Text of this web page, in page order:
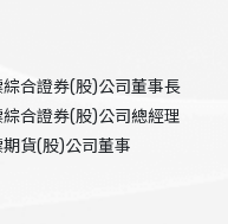
合證券(股)公司董事長
合證券(股)公司總經理
貨(股)公司董事